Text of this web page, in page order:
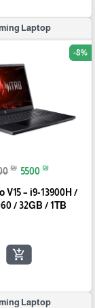
Laptop
-8%
₪ 5500 ₪
V15 – i9-13900H /
/ 32GB / 1TB
add_shopping_cart
Laptop